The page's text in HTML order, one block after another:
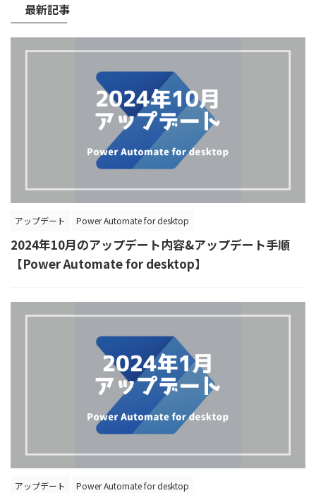
最新記事
アップデート Power Automate for desktop
2024年10月のアップデート内容&アップデート手順
【Power Automate for desktop】
アップデート Power Automate for desktop